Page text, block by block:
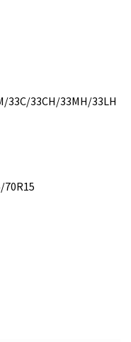
33C/33CH/33MH/33LH
70R15